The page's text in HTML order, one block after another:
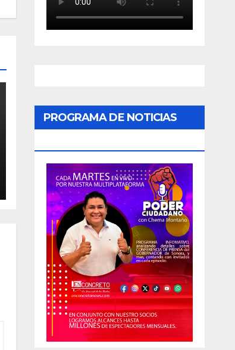
PROGRAMA DE NOTICIAS